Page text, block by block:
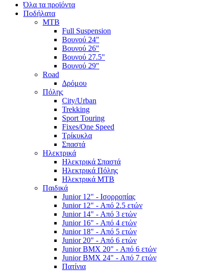
Όλα τα προϊόντα
Ποδήλατα
MTB
Full Suspension
Βουνού 24"
Βουνού 26"
Βουνού 27.5"
Βουνού 29"
Road
Δρόμου
Πόλης
City/Urban
Trekking
Sport Touring
Fixes/One Speed
Τρίκυκλα
Σπαστά
Ηλεκτρικά
Ηλεκτρικά Σπαστά
Ηλεκτρικά Πόλης
Ηλεκτρικά MTB
Παιδικά
Junior 12" - Ισορροπίας
Junior 12" - Από 2.5 ετών
Junior 14" - Από 3 ετών
Junior 16" - Από 4 ετών
Junior 18" - Από 5 ετών
Junior 20" - Από 6 ετών
Junior BMX 20" - Από 6 ετών
Junior BMX 24" - Από 7 ετών
Πατίνια